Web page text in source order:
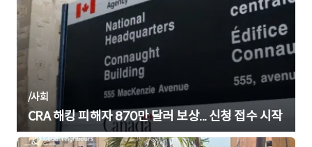
/사회
CRA 해킹 피해자 870만 달러 보상... 신청 접수 시작